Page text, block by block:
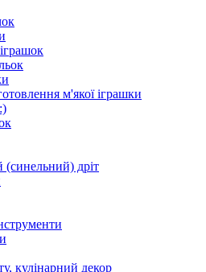
м'якої іграшки
(синельний) дріт
кулінарний декор